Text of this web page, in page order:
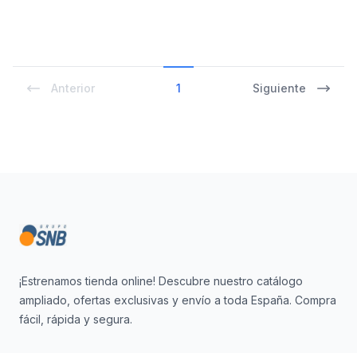
Anterior 1 Siguiente
¡Estrenamos tienda online! Descubre nuestro catálogo
ampliado, ofertas exclusivas y envío a toda España. Compra
fácil, rápida y segura.